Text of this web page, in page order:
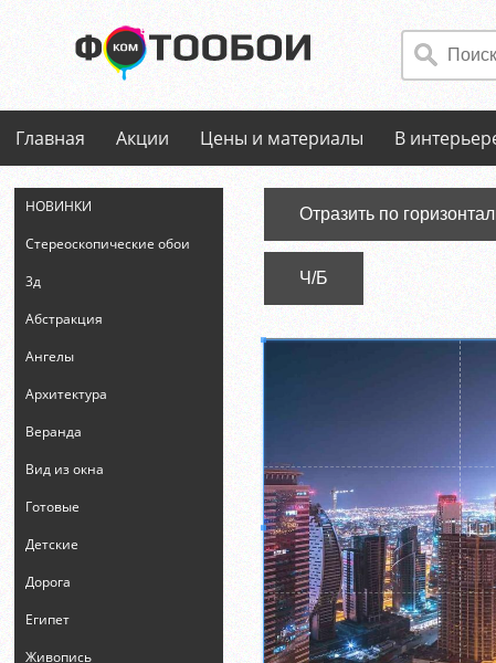
Главная Акции Цены и материалы В
НОВИНКИ
Стереоскопические обои
3д
Абстракция
Ангелы
Архитектура
Веранда
Вид из окна
Готовые
Детские
Дорога
Египет
Живопись
Отразить по
Ч/Б